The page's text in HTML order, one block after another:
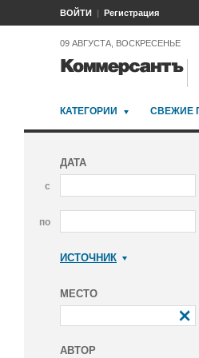
ВОЙТИ Регистрация
09 АВГУСТА, ВОСКРЕСЕНЬЕ
КАТЕГОРИИ СВЕЖИЕ
ДАТА
с
по
ИСТОЧНИК
МЕСТО
АВТОР